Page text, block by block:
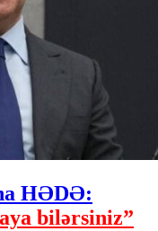
HƏDƏ:
bilərsiniz”